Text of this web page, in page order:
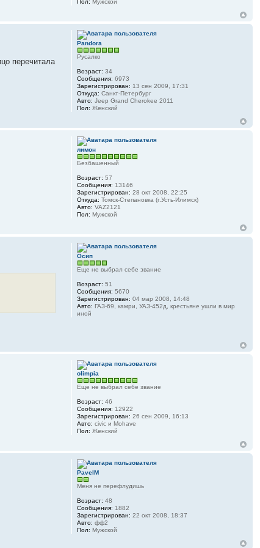
Пол: Мужской
перечитала
Pandora
Русалко
Возраст: 34
Сообщения: 6973
Зарегистрирован: 13 сен 2009, 17:31
Откуда: Санкт-Петербург
Авто: Jeep Grand Cherokee 2011
Пол: Женский
лимон
Безбашенный
Возраст: 57
Сообщения: 13146
Зарегистрирован: 28 окт 2008, 22:25
Откуда: Томск-Степановка (г.Усть-Илимск)
Авто: VAZ2121
Пол: Мужской
Осип
Еще не выбрал себе звание
Возраст: 51
Сообщения: 5670
Зарегистрирован: 04 мар 2008, 14:48
Авто: ГАЗ-69, камри, УАЗ-452д, крестьяне ушли в мир
иной
olimpia
Еще не выбрал себе звание
Возраст: 46
Сообщения: 12922
Зарегистрирован: 26 сен 2009, 16:13
Авто: civic и Mohave
Пол: Женский
PavelM
Меня не перефлудишь
Возраст: 48
Сообщения: 1882
Зарегистрирован: 22 окт 2008, 18:37
Авто: фф2
Пол: Мужской